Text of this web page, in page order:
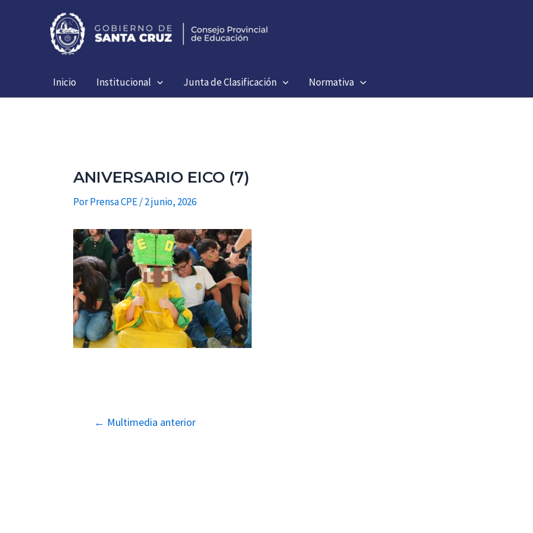
Inicio Institucional Junta de Clasificación Normativa
ANIVERSARIO EICO (7)
PorPrensa CPE/2 junio, 2026
Navegación
← Multimedia anterior